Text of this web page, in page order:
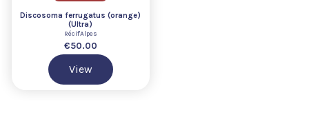
Discosoma ferrugatus (orange)
(Ultra)
Récif'Alpes
€50.00
View